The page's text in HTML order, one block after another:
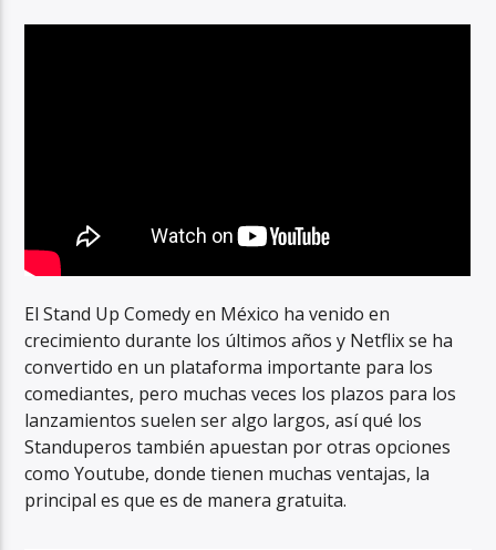
El Stand Up Comedy en México ha venido en
crecimiento durante los últimos años y Netflix se ha
convertido en un plataforma importante para los
comediantes, pero muchas veces los plazos para los
lanzamientos suelen ser algo largos, así qué los
Standuperos también apuestan por otras opciones
como Youtube, donde tienen muchas ventajas, la
principal es que es de manera gratuita.